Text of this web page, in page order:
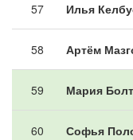
57 Илья
58 Артём
59 Мария
60 Софья